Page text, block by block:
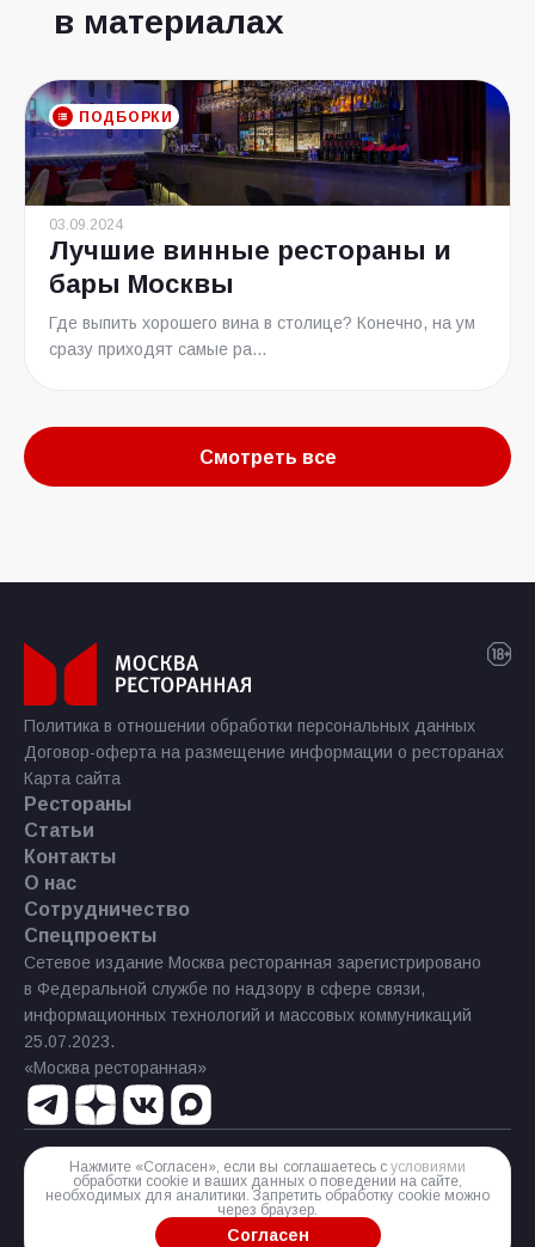
в материалах
ПОДБОРКИ
03.09.2024
Лучшие винные рестораны и
бары Москвы
Где выпить хорошего вина в столице? Конечно, на ум
сразу приходят самые ра...
Смотреть все
Политика в отношении обработки персональных данных
Договор-оферта на размещение информации о ресторанах
Карта сайта
Рестораны
Статьи
Контакты
О нас
Сотрудничество
Спецпроекты
Сетевое издание Москва ресторанная зарегистрировано
в Федеральной службе по надзору в сфере связи,
информационных технологий и массовых коммуникаций
25.07.2023.
«Москва ресторанная»
Реестровая запись Эл № ФС77−85 644 от 21 июля 2023 г.
Разработка сайта
Нажмите «Согласен», если вы соглашаетесь с условиями
обработки cookie и ваших данных о поведении на сайте,
необходимых для аналитики. Запретить обработку cookie можно
через браузер.
Согласен